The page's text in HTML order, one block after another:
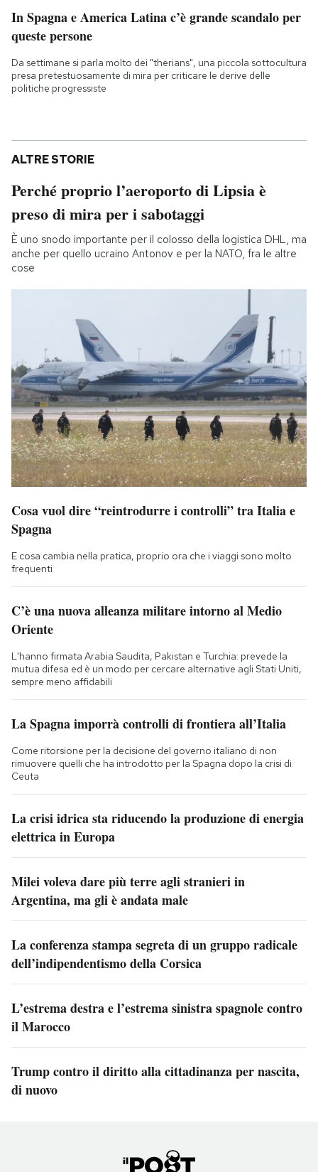
In Spagna e America Latina c’è grande scandalo per
queste persone
Da settimane si parla molto dei "therians", una piccola sottocultura
presa pretestuosamente di mira per criticare le derive delle
politiche progressiste
ALTRE STORIE
Perché proprio l’aeroporto di Lipsia è
preso di mira per i sabotaggi
È uno snodo importante per il colosso della logistica DHL, ma
anche per quello ucraino Antonov e per la NATO, fra le altre
cose
Cosa vuol dire “reintrodurre i controlli” tra Italia e
Spagna
E cosa cambia nella pratica, proprio ora che i viaggi sono molto
frequenti
C’è una nuova alleanza militare intorno al Medio
Oriente
L'hanno firmata Arabia Saudita, Pakistan e Turchia: prevede la
mutua difesa ed è un modo per cercare alternative agli Stati Uniti,
sempre meno affidabili
La Spagna imporrà controlli di frontiera all’Italia
Come ritorsione per la decisione del governo italiano di non
rimuovere quelli che ha introdotto per la Spagna dopo la crisi di
Ceuta
La crisi idrica sta riducendo la produzione di energia
elettrica in Europa
Milei voleva dare più terre agli stranieri in
Argentina, ma gli è andata male
La conferenza stampa segreta di un gruppo radicale
dell’indipendentismo della Corsica
L’estrema destra e l’estrema sinistra spagnole contro
il Marocco
Trump contro il diritto alla cittadinanza per nascita,
di nuovo